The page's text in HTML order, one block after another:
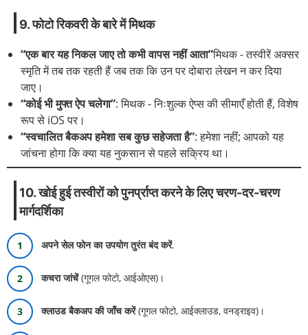
9. फोटो रिकवरी के बारे में मिथक
“एक बार यह निकल जाए तो कभी वापस नहीं आता”मिथक - तस्वीरें अक्सर
स्मृति में तब तक रहती हैं जब तक कि उन पर दोबारा लेखन न कर दिया
जाए।
“कोई भी मुफ्त ऐप चलेगा”: मिथक - निःशुल्क ऐप्स की सीमाएँ होती हैं, विशेष
रूप से iOS पर।
“स्वचालित बैकअप हमेशा सब कुछ सहेजता है”: हमेशा नहीं; आपको यह
जांचना होगा कि क्या यह नुकसान से पहले सक्रिय था।
10. खोई हुई तस्वीरों को पुनर्प्राप्त करने के लिए चरण-दर-चरण
मार्गदर्शिका
अपने सेल फोन का उपयोग तुरंत बंद करें.
कचरा जांचें(गूगल फोटो, आईओएस)।
क्लाउड बैकअप की जाँच करें(गूगल फोटो, आईक्लाउड, वनड्राइव)।